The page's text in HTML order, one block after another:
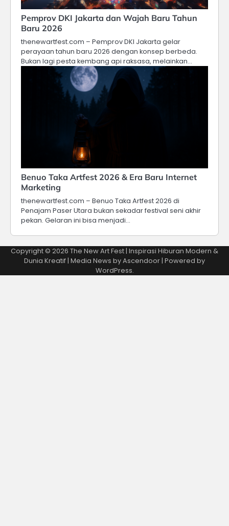
Pemprov DKI Jakarta dan Wajah Baru Tahun
Baru 2026
thenewartfest.com – Pemprov DKI Jakarta gelar
perayaan tahun baru 2026 dengan konsep berbeda.
Bukan lagi pesta kembang api raksasa, melainkan…
Benuo Taka Artfest 2026 & Era Baru Internet
Marketing
thenewartfest.com – Benuo Taka Artfest 2026 di
Penajam Paser Utara bukan sekadar festival seni akhir
pekan. Gelaran ini bisa menjadi…
Copyright © 2026 The New Art Fest | Inspirasi Hiburan Modern &
Dunia Kreatif| Media News byAscendoor| Powered by
WordPress.